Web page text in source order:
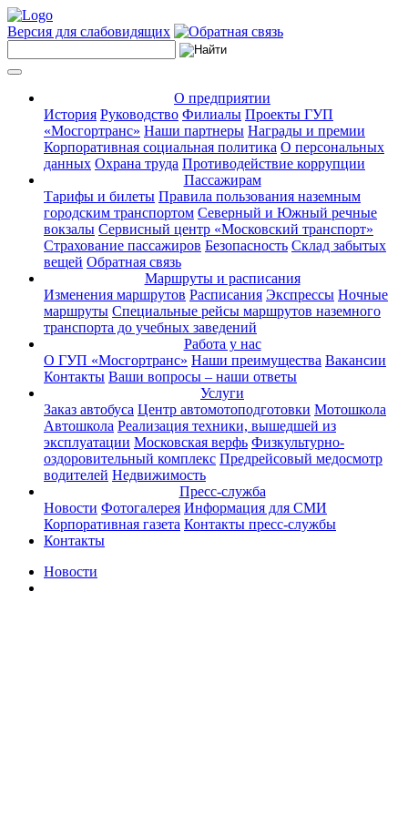
Версия для слабовидящих
О предприятии
История Руководство Филиалы Проекты ГУП
«Мосгортранс» Наши партнеры Награды и премии
Корпоративная социальная политика О персональных
данных Охрана труда Противодействие коррупции
Пассажирам
Тарифы и билеты Правила пользования наземным
городским транспортом Северный и Южный речные
вокзалы Сервисный центр «Московский транспорт»
Страхование пассажиров Безопасность Склад забытых
вещей Обратная связь
Маршруты и расписания
Изменения маршрутов Расписания Экспрессы Ночные
маршруты Специальные рейсы маршрутов наземного
транспорта до учебных заведений
Работа у нас
О ГУП «Мосгортранс» Наши преимущества Вакансии
Контакты Ваши вопросы – наши ответы
Услуги
Заказ автобуса Центр автомотоподготовки Мотошкола
Автошкола Реализация техники, вышедшей из
эксплуатации Московская верфь Физкультурно-
оздоровительный комплекс Предрейсовый медосмотр
водителей Недвижимость
Пресс-служба
Новости Фотогалерея Информация для СМИ
Корпоративная газета Контакты пресс-службы
Контакты
Новости